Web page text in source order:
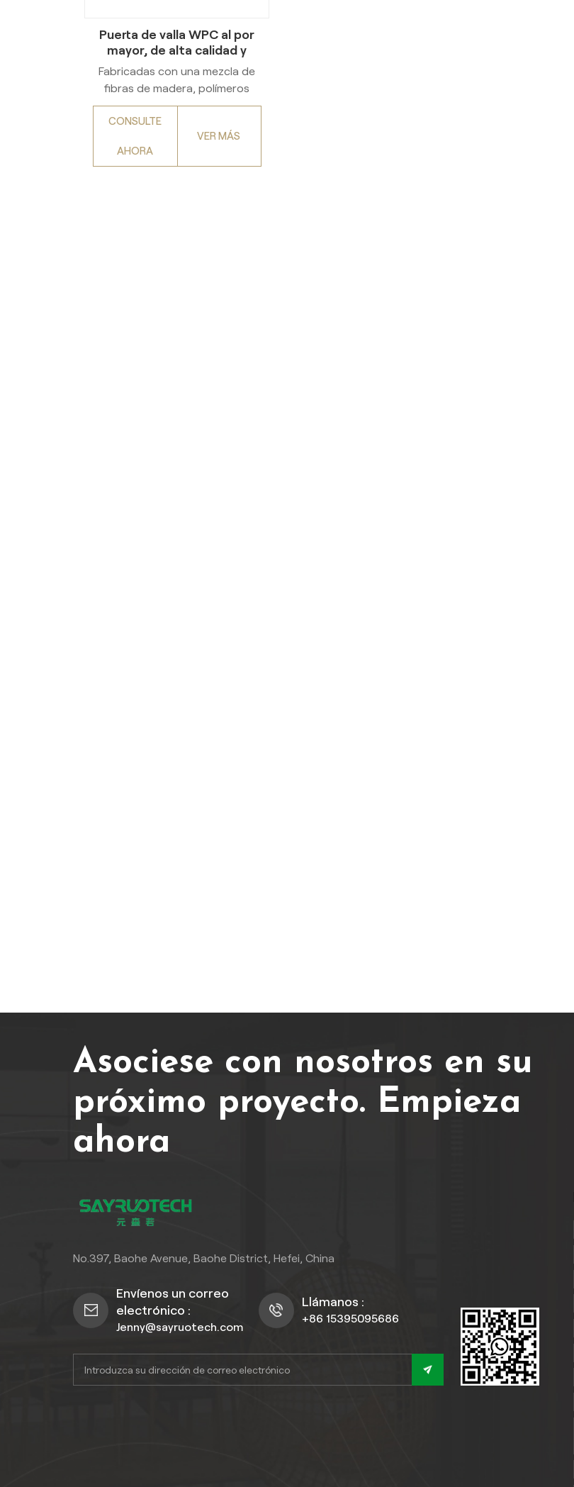
Puerta de valla WPC al por
mayor, de alta calidad y
fácil instalación.
Fabricadas con una mezcla de
fibras de madera, polímeros
plásticos y aditivos, las puertas
de valla de WPC cuentan con
una estructura reforzada (capa
exterior resistente a la
CONSULTE
AHORA
VER MÁS
Asociese con nosotros en su
próximo proyecto. Empieza
ahora
No.397, Baohe Avenue, Baohe District, Hefei, China
Envíenos un correo
electrónico :
Jenny@sayruotech.com
Llámanos :
+86 15395095686